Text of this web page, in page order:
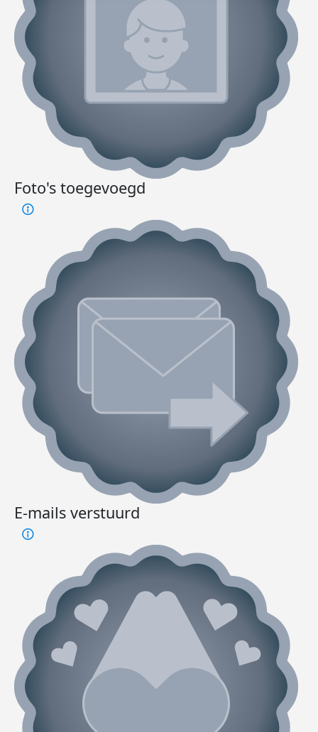
Foto's toegevoegd
E-mails verstuurd